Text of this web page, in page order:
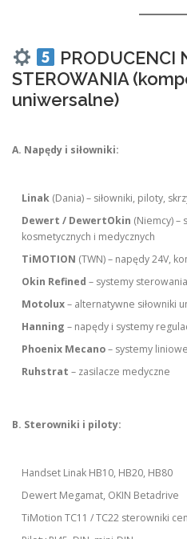
PRODUCENCI
STEROWANIA
uniwersalne)
A. Napędy i siłowniki:
Linak (Dania) – siłowniki, piloty,
Dewert / DewertOkin (Niemcy)
kosmetycznych i medycznych
TiMOTION (TWN) – napędy 24V,
Okin Refined – systemy
Motolux– alternatywne siłowniki
Hanning – napędy i systemy
Phoenix Mecano– systemy liniowe
Ruhstrat – zasilacze medyczne
B. Sterowniki i piloty:
Handset Linak HB10, HB20, HB80
Dewert Megamat, OKIN Betadrive
TiMotion TC11 / TC22 sterowniki